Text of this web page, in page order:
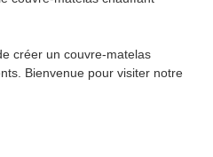
créer un couvre-matelas
Bienvenue pour visiter notre